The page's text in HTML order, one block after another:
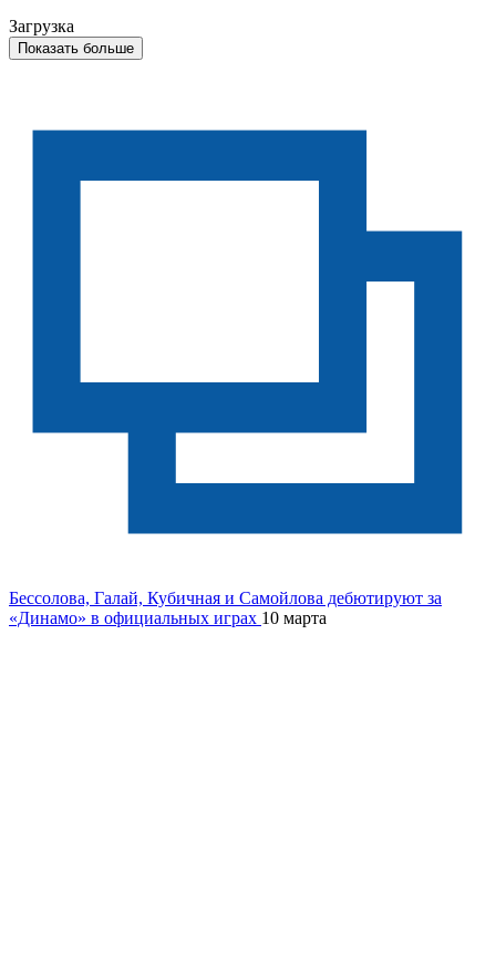
Загрузка
Показать больше
Бессолова, Галай, Кубичная и Самойлова дебютируют за
«Динамо» в официальных играх 10 марта